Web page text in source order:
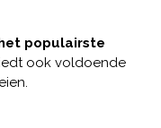
populairste
ook voldoende